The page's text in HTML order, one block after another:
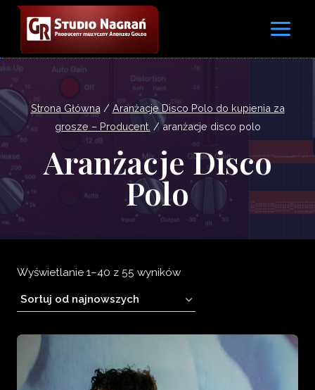
Przejdź
treści
Strona Główna / Aranżacje Disco Polo do kupienia za
grosze – Producent. / aranżacje disco polo
Aranżacje Disco
Polo
Wyświetlanie 1–40 z 55 wynikówPosortowane
najnowszych